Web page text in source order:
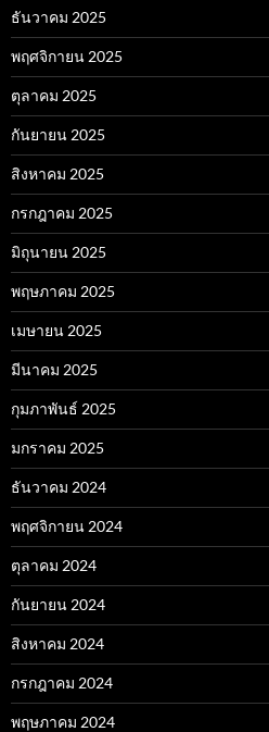
ธันวาคม 2025
พฤศจิกายน 2025
ตุลาคม 2025
กันยายน 2025
สิงหาคม 2025
กรกฎาคม 2025
มิถุนายน 2025
พฤษภาคม 2025
เมษายน 2025
มีนาคม 2025
กุมภาพันธ์ 2025
มกราคม 2025
ธันวาคม 2024
พฤศจิกายน 2024
ตุลาคม 2024
กันยายน 2024
สิงหาคม 2024
กรกฎาคม 2024
พฤษภาคม 2024